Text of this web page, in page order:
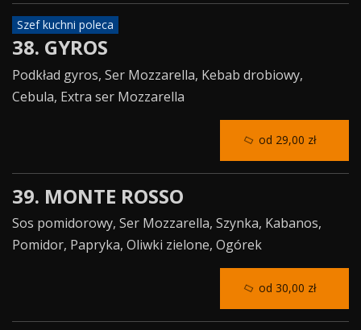
Szef kuchni poleca
38. GYROS
Podkład gyros, Ser Mozzarella, Kebab drobiowy,
Cebula, Extra ser Mozzarella
39. MONTE ROSSO
Sos pomidorowy, Ser Mozzarella, Szynka, Kabanos,
Pomidor, Papryka, Oliwki zielone, Ogórek